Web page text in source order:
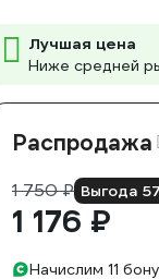
Лучшая цена
Ниже средней
Распродажа
1 750 ₽ Выгода
1 176 ₽
Начислим 11